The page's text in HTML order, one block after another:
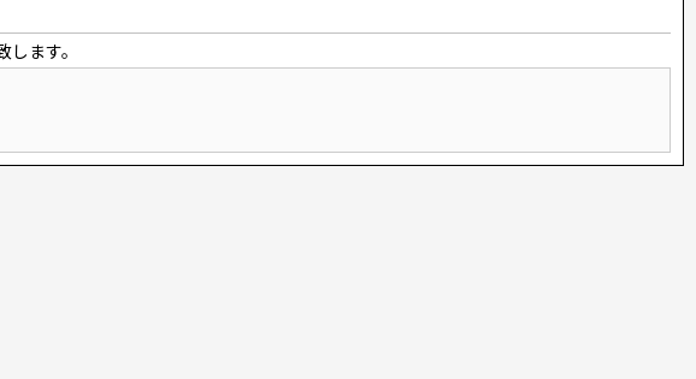
ます。